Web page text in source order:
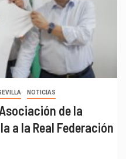
NOTICIAS
de la
a la Real Federación